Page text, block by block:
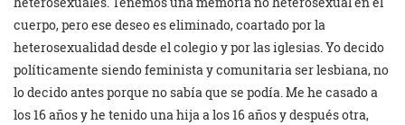
cuerpo, pero ese deseo es eliminado, coartado por la
heterosexualidad desde el colegio y por las iglesias. Yo decido
políticamente siendo feminista y comunitaria ser lesbiana, no
lo decido antes porque no sabía que se podía. Me he casado a
los 16 años y he tenido una hija a los 16 años y después otra,